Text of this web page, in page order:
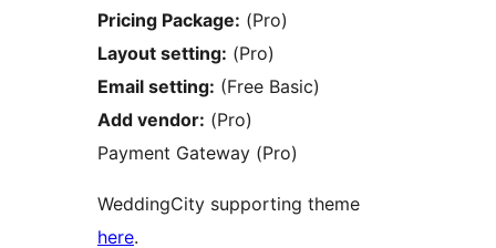
Pricing Package: (Pro)
Layout setting: (Pro)
Email setting: (Free Basic)
Add vendor: (Pro)
Payment Gateway (Pro)
WeddingCity supporting theme
here.